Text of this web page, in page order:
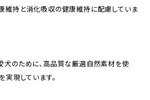
維持と消化吸収の健康維持に配慮していま
犬のために、高品質な厳選自然素材を使
実現しています。